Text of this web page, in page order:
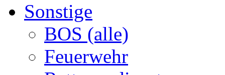
Sonstige
BOS (alle)
Feuerwehr